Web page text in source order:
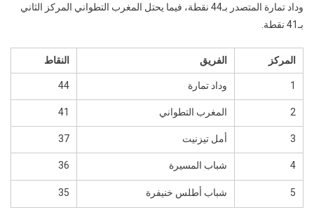
وداد تمارة المتصدر بـ44 نقطة، فيما يحتل المغرب التطواني المركز الثاني
بـ41 نقطة.
المركز الفريق النقاط
1 وداد تمارة 44
2 المغرب التطواني 41
3 أمل تيزنيت 37
4 شباب المسيرة 36
5 شباب أطلس خنيفرة 35